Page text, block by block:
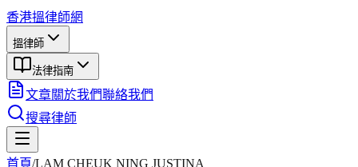
香港搵律師網
搵律師
法律指南
文章關於我們聯絡我們
搜尋律師
首頁/LAM CHEUK NING JUSTINA